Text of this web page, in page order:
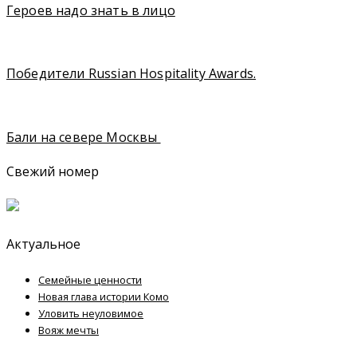
Героев надо знать в лицо
Победители Russian Hospitality Awards.
Бали на севере Москвы
Свежий номер
Актуальное
Семейные ценности
Новая глава истории Комо
Уловить неуловимое
Вояж мечты